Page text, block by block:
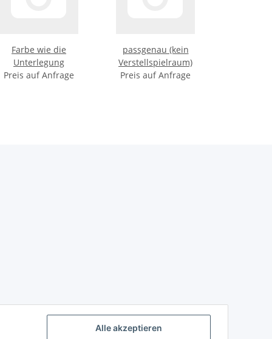
Farbe wie die
Unterlegung
Preis auf Anfrage
passgenau (kein
Verstellspielraum)
Preis auf Anfrage
Alle akzeptieren